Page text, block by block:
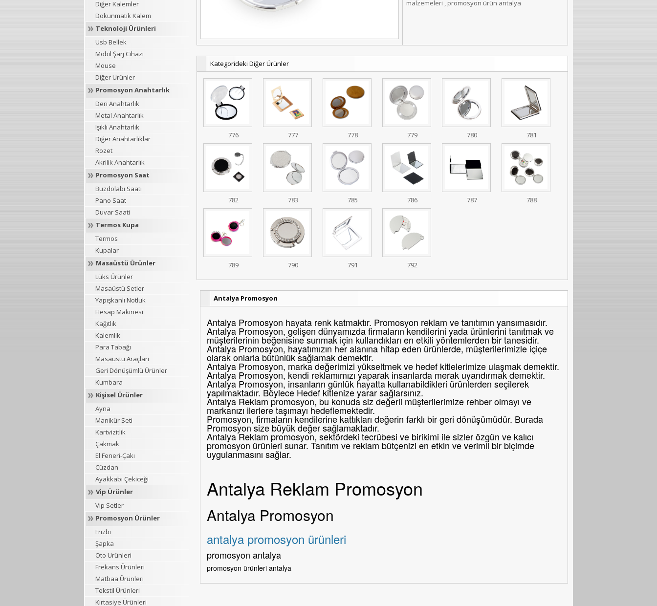
Diğer Kalemler
Dokunmatik Kalem
Teknoloji Ürünleri
Usb Bellek
Mobil Şarj Cihazı
Mouse
Diğer Ürünler
Promosyon Anahtarlık
Deri Anahtarlık
Metal Anahtarlık
Işıklı Anahtarlık
Diğer Anahtarlıklar
Rozet
Akrilik Anahtarlık
Promosyon Saat
Buzdolabı Saati
Pano Saat
Duvar Saati
Termos Kupa
Termos
Kupalar
Masaüstü Ürünler
Lüks Ürünler
Masaüstü Setler
Yapışkanlı Notluk
Hesap Makinesi
Kağıtlık
Kalemlik
Para Tabağı
Masaüstü Araçları
Geri Dönüşümlü Ürünler
Kumbara
Kişisel Ürünler
Ayna
Manikür Seti
Kartvizitlik
Çakmak
El Feneri-Çakı
Cüzdan
Ayakkabı Çekiceği
Vip Ürünler
Vip Setler
Promosyon Ürünler
Frizbi
Şapka
Oto Ürünleri
Frekans Ürünleri
Matbaa Ürünleri
Tekstil Ürünleri
Kırtasiye Ürünleri
malzemeleri , promosyon ürün antalya
Kategorideki Diğer Ürünler
776 777 778 779 780 781
782 783 785 786 787 788
789 790 791 792
Antalya Promosyon
Antalya Promosyon hayata renk katmaktır. Promosyon reklam ve tanıtımın yansımasıdır.
Antalya Promosyon, gelişen dünyamızda firmaların kendilerini yada ürünlerini tanıtmak ve
müşterilerinin beğenisine sunmak için kullandıkları en etkili yöntemlerden bir tanesidir.
Antalya Promosyon, hayatımızın her alanına hitap eden ürünlerde, müşterilerimizle içiçe
olarak onlarla bütünlük sağlamak demektir.
Antalya Promosyon, marka değerimizi yükseltmek ve hedef kitlelerimize ulaşmak demektir.
Antalya Promosyon, kendi reklamımızı yaparak insanlarda merak uyandırmak demektir.
Antalya Promosyon, insanların günlük hayatta kullanabildikleri ürünlerden seçilerek
yapılmaktadır. Böylece Hedef kitlenize yarar sağlarsınız.
Antalya Reklam promosyon, bu konuda siz değerli müşterilerimize rehber olmayı ve
markanızı ilerlere taşımayı hedeflemektedir.
Promosyon, firmaların kendilerine kattıkları değerin farklı bir geri dönüşümüdür. Burada
Promosyon size büyük değer sağlamaktadır.
Antalya Reklam promosyon, sektördeki tecrübesi ve birikimi ile sizler özgün ve kalıcı
promosyon ürünleri sunar. Tanıtım ve reklam bütçenizi en etkin ve verimli bir biçimde
uygulanmasını sağlar.
Antalya Reklam Promosyon
Antalya Promosyon
antalya promosyon ürünleri
promosyon antalya
promosyon ürünleri antalya